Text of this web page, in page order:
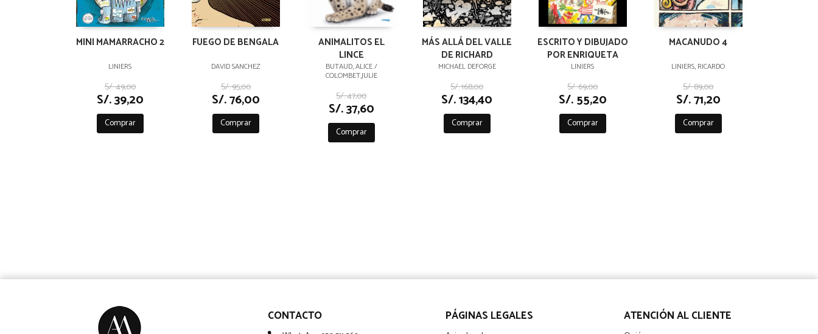
MINI MAMARRACHO 2
LINIERS
S/. 49,00
S/. 39,20
Comprar
FUEGO DE BENGALA
DAVID SANCHEZ
S/. 95,00
S/. 76,00
Comprar
ANIMALITOS EL
LINCE
BUTAUD, ALICE /
COLOMBET,JULIE
S/. 47,00
S/. 37,60
Comprar
MÁS ALLÁ DEL VALLE
DE RICHARD
MICHAEL DEFORGE
S/. 168,00
S/. 134,40
Comprar
ESCRITO Y DIBUJADO
POR ENRIQUETA
LINIERS
S/. 69,00
S/. 55,20
Comprar
MACANUDO 4
LINIERS, RICARDO
S/. 89,00
S/. 71,20
Comprar
CONTACTO PÁGINAS LEGALES ATENCIÓN AL CLIENTE